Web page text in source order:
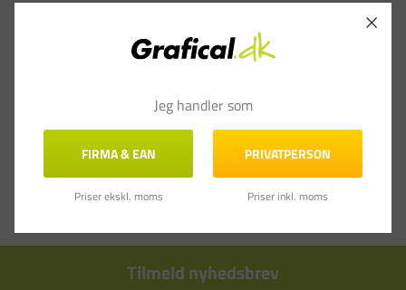
Tilmeld nyhedsbrev
Jeg handler som
FIRMA & EAN
Priser ekskl. moms
PRIVATPERSON
Priser inkl. moms